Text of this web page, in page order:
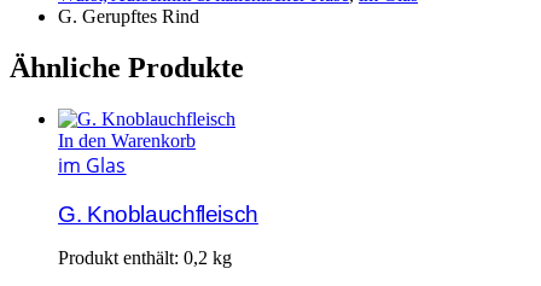
G. Gerupftes Rind
Ähnliche Produkte
In den Warenkorb
im Glas
G. Knoblauchfleisch
Produkt enthält: 0,2 kg